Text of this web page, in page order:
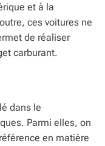
et à la
ces voitures ne
de réaliser
carburant.
dans le
Parmi elles, on
en matière